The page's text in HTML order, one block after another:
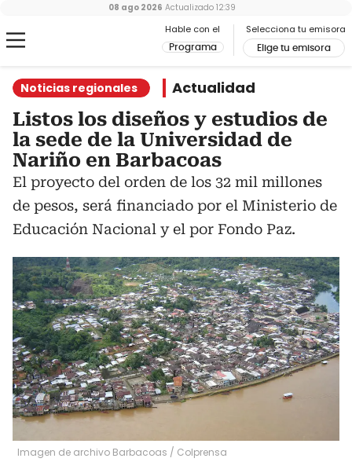
Hable con el
Programa
Selecciona tu emisora
Elige tu emisora
08 ago 2026 Actualizado 12:39
Noticias regionales Actualidad
Listos los diseños y estudios de
la sede de la Universidad de
Nariño en Barbacoas
El proyecto del orden de los 32 mil millones
de pesos, será financiado por el Ministerio de
Educación Nacional y el por Fondo Paz.
Imagen de archivo Barbacoas / Colprensa